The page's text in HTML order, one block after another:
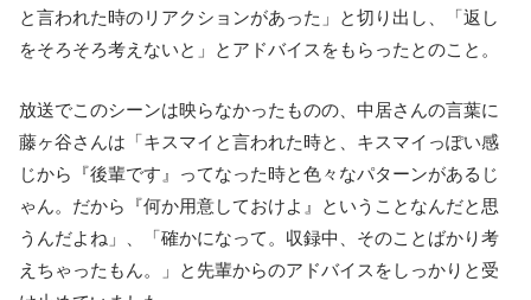
と言われた時のリアクションがあった」と切り出し、「返し
をそろそろ考えないと」とアドバイスをもらったとのこと。
放送でこのシーンは映らなかったものの、中居さんの言葉に
藤ヶ谷さんは「キスマイと言われた時と、キスマイっぽい感
じから『後輩です』ってなった時と色々なパターンがあるじ
ゃん。だから『何か用意しておけよ』ということなんだと思
うんだよね」、「確かになって。収録中、そのことばかり考
えちゃったもん。」と先輩からのアドバイスをしっかりと受